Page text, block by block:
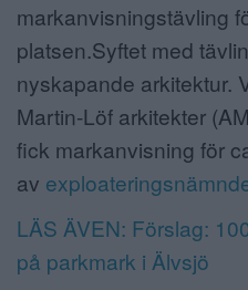
markanvisningstävling
platsen.Syftet med
nyskapande arkitektur.
Martin-Löf arkitekter
fick markanvisning för
av
LÄS ÄVEN: Förslag:
på parkmark i Älvsjö